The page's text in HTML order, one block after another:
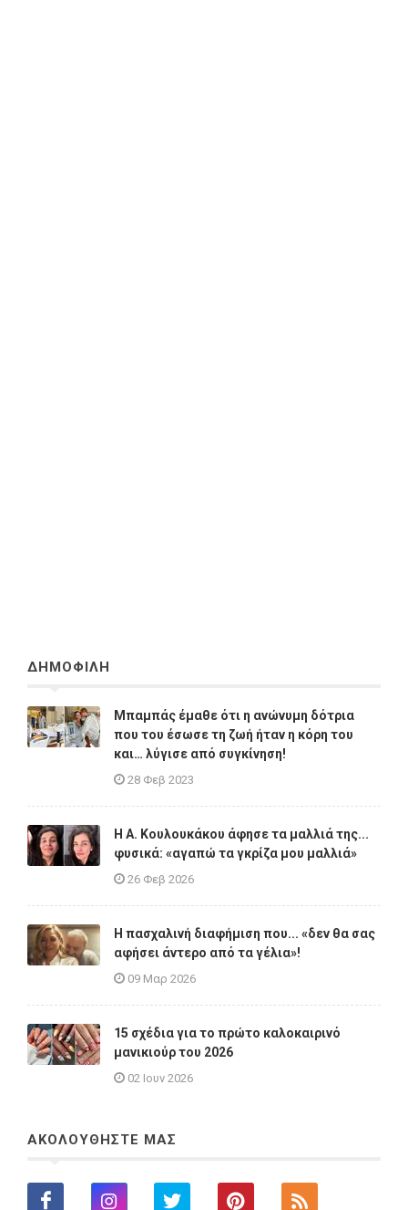
ΔΗΜΟΦΙΛΗ
Μπαμπάς έμαθε ότι η ανώνυμη δότρια
που του έσωσε τη ζωή ήταν η κόρη του
και… λύγισε από συγκίνηση!
28 Φεβ 2023
Η A. Κουλουκάκου άφησε τα μαλλιά της...
φυσικά: «αγαπώ τα γκρίζα μου μαλλιά»
26 Φεβ 2026
Η πασχαλινή διαφήμιση που... «δεν θα σας
αφήσει άντερο από τα γέλια»!
09 Μαρ 2026
15 σχέδια για το πρώτο καλοκαιρινό
μανικιούρ του 2026
02 Ιουν 2026
ΑΚΟΛΟΥΘΗΣΤΕ ΜΑΣ